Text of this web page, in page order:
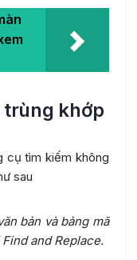
trùng khớp
cụ tìm kiếm không
sau
bản và bảng mã
and Replace.